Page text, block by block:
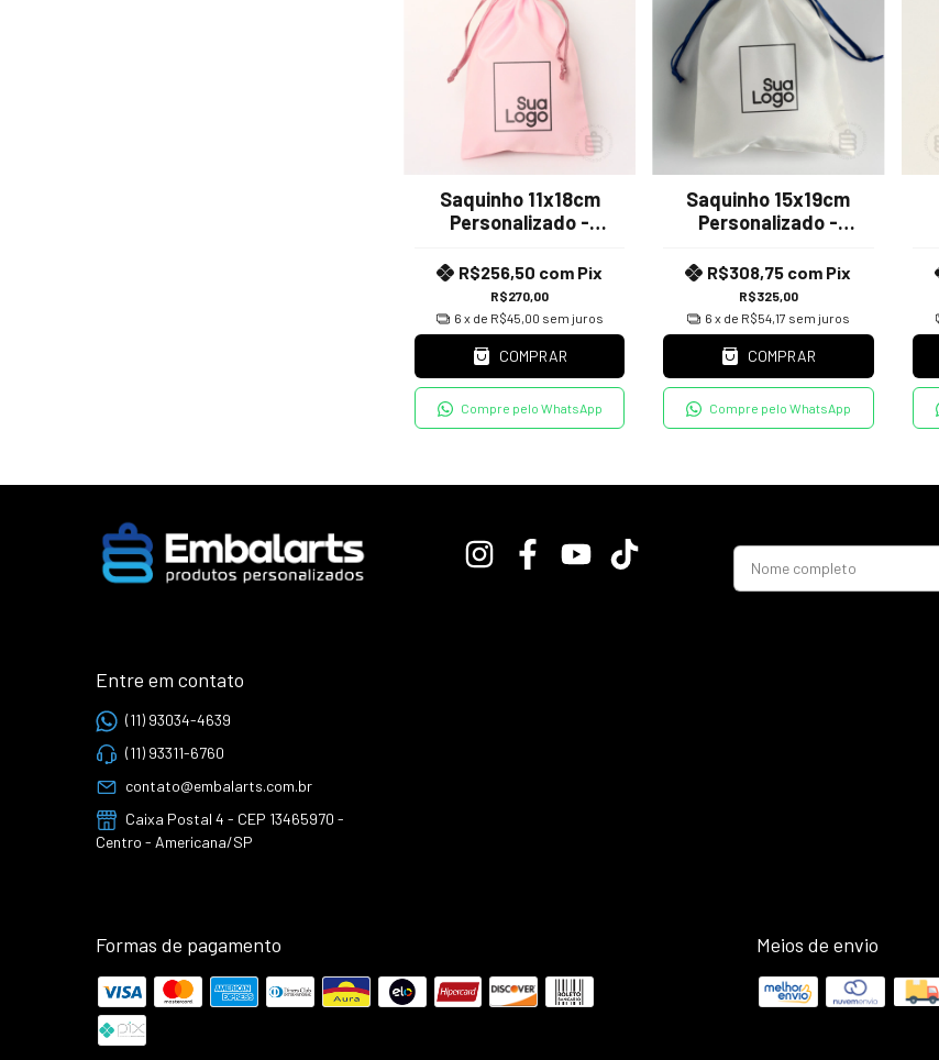
Saquinho 11x18cm
Personalizado -
R$270,00
R$256,50 com Pix
6 x de R$45,00 sem juros
COMPRAR
Compre pelo WhatsApp
Saquinho 15x19cm
Personalizado -
R$325,00
R$308,75 com Pix
6 x de R$54,17 sem juros
COMPRAR
Compre pelo WhatsApp
Entre em contato
(11) 93034-4639
(11) 93311-6760
contato@embalarts.com.br
Caixa Postal 4 - CEP 13465970 -
Centro - Americana/SP
Formas de pagamento Meios de envio